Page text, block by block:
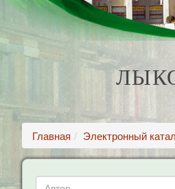
Главная Электронный